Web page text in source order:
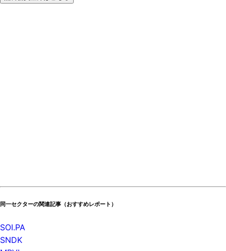
同一セクターの関連記事（おすすめレポート）
SOI.PA
SNDK